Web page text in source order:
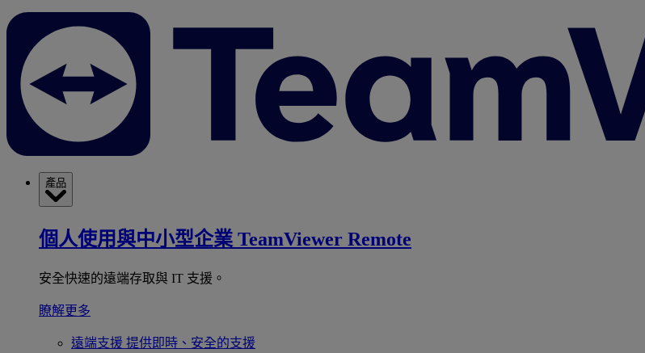
產品
個人使用與中小型企業 TeamViewer Remote
安全快速的遠端存取與 IT 支援。
瞭解更多
遠端支援 提供即時、安全的支援